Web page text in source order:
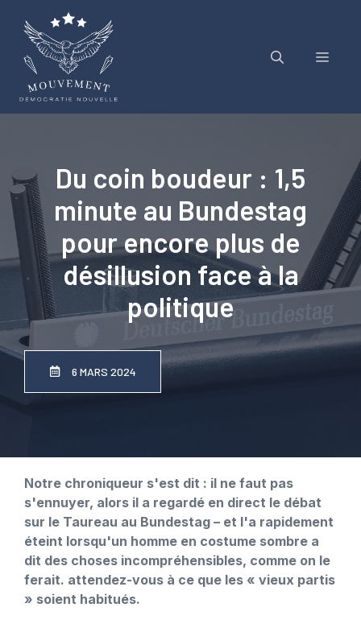
contenu
Menu
Du coin boudeur : 1,5
minute au Bundestag
pour encore plus de
désillusion face à la
politique
6 MARS 2024
Notre chroniqueur s'est dit : il ne faut pas
s'ennuyer, alors il a regardé en direct le débat
sur le Taureau au Bundestag – et l'a rapidement
éteint lorsqu'un homme en costume sombre a
dit des choses incompréhensibles, comme on le
ferait. attendez-vous à ce que les « vieux partis
» soient habitués.